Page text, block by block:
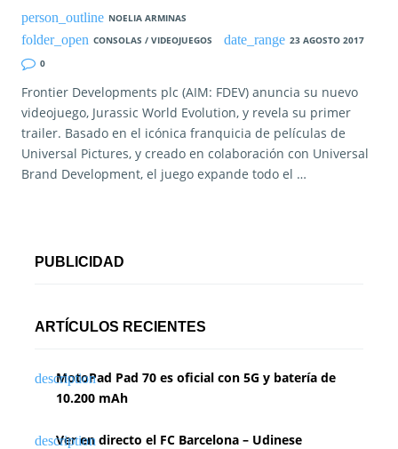
NOELIA ARMINAS
CONSOLAS / VIDEOJUEGOS
23 AGOSTO 2017
0
Frontier Developments plc (AIM: FDEV) anuncia su nuevo
videojuego, Jurassic World Evolution, y revela su primer
trailer. Basado en el icónica franquicia de películas de
Universal Pictures, y creado en colaboración con Universal
Brand Development, el juego expande todo el …
PUBLICIDAD
ARTÍCULOS RECIENTES
MotoPad Pad 70 es oficial con 5G y batería de
10.200 mAh
Ver en directo el FC Barcelona – Udinese